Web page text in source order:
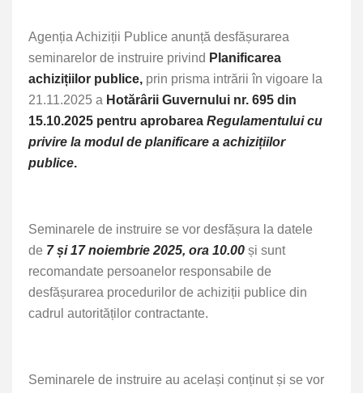
Agenția Achiziții Publice anunță desfășurarea
seminarelor de instruire privind Planificarea
achizițiilor publice, prin prisma intrării în vigoare la
21.11.2025 a Hotărârii Guvernului nr. 695 din
15.10.2025 pentru aprobarea Regulamentului cu
privire la modul de planificare a achizițiilor
publice.
Seminarele de instruire se vor desfășura la datele
de 7 și 17 noiembrie 2025, ora 10.00 și sunt
recomandate persoanelor responsabile de
desfășurarea procedurilor de achiziții publice din
cadrul autorităților contractante.
Seminarele de instruire au același conținut și se vor